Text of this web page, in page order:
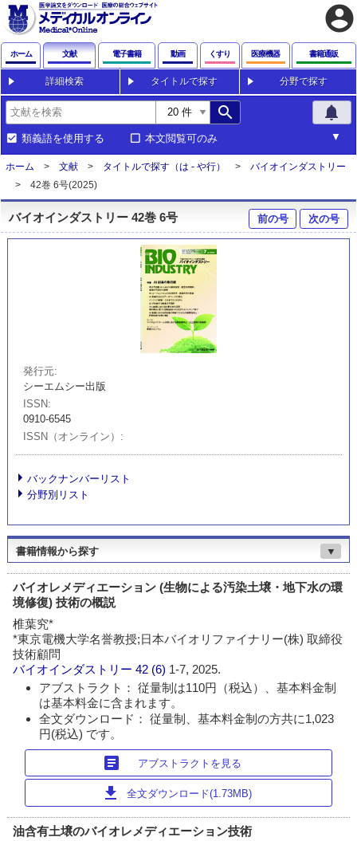
account_circle
ホーム 文献 電子書籍 動画 くすり 医療機器 書籍通販
詳細検索 タイトルで探す 分野で探す
search notifications
類義語を使用する 本文閲覧可のみ
ホーム 文献 タイトルで探す（は - や行）
バイオインダストリー
42巻 6号(2025)
バイオインダストリー 42巻 6号 前の号 次の号
発行元
シーエムシー出版
ISSN
0910-6545
ISSN（オンライン）
バックナンバーリスト
分野別リスト
書籍情報から探す ▼
バイオレメディエーション (生物による汚染土壌・地下水の環
境修復) 技術の概説
椎葉究*
*東京電機大学名誉教授;日本バイオリファイナリー(株) 取締役
技術顧問
バイオインダストリー 42 (6) 1-7, 2025.
アブストラクト： 従量制は110円（税込）、基本料金制
は基本料金に含まれます。
全文ダウンロード： 従量制、基本料金制の方共に1,023
円(税込) です。
article アブストラクトを見る
download 全文ダウンロード(1.73MB)
油含有土壌のバイオレメディエーション技術